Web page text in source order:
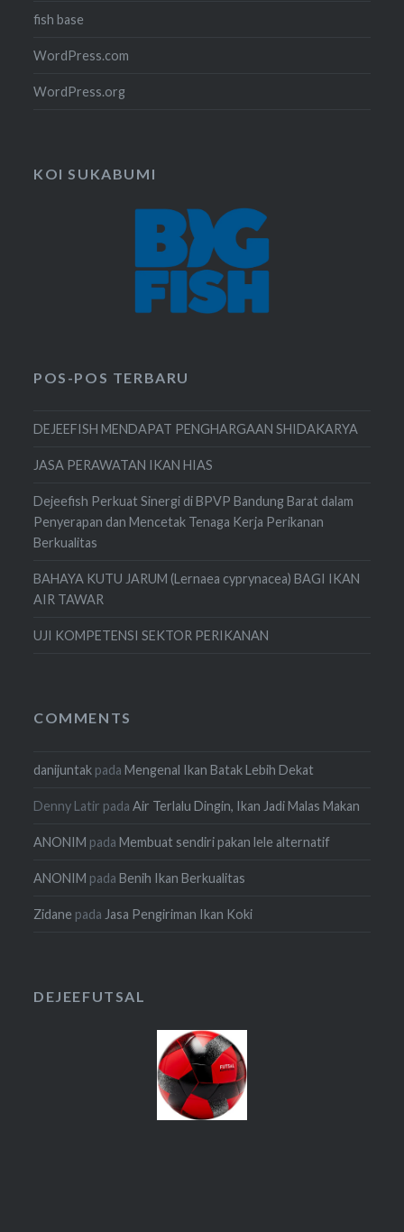
fish base
WordPress.com
WordPress.org
KOI SUKABUMI
POS-POS TERBARU
DEJEEFISH MENDAPAT PENGHARGAAN SHIDAKARYA
JASA PERAWATAN IKAN HIAS
Dejeefish Perkuat Sinergi di BPVP Bandung Barat dalam
Penyerapan dan Mencetak Tenaga Kerja Perikanan
Berkualitas
BAHAYA KUTU JARUM (Lernaea cyprynacea) BAGI IKAN
AIR TAWAR
UJI KOMPETENSI SEKTOR PERIKANAN
COMMENTS
danijuntak padaMengenal Ikan Batak Lebih Dekat
Denny Latir padaAir Terlalu Dingin, Ikan Jadi Malas Makan
ANONIM padaMembuat sendiri pakan lele alternatif
ANONIM padaBenih Ikan Berkualitas
Zidane pada Jasa Pengiriman Ikan Koki
DEJEEFUTSAL